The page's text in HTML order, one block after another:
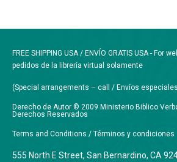
FREE SHIPPING USA / ENVÍO GRATIS USA - For
pedidos de la librería virtual solamente
(Special arrangements – call / Envíos
Derecho de Autor © 2009 Ministerio Biblico
Derechos Reservados
Terms and Conditions / Términos y condiciones
555 North E Street, San Bernardino, CA